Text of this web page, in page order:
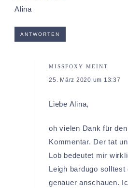
Alina
ANTWORTEN
MISSFOXY MEINT
25. März 2020 um 13:37
Liebe Alina,
oh vielen Dank für
Kommentar. Der tat
Lob bedeutet mir
Leigh bardugo
genauer anschauen.